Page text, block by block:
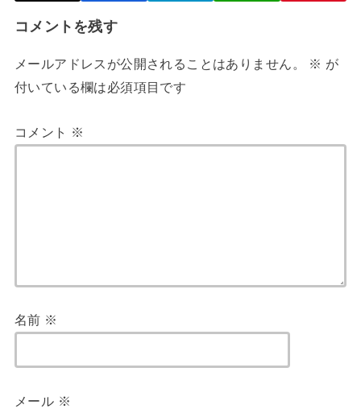
コメントを残す
メールアドレスが公開されることはありません。 ※ が
付いている欄は必須項目です
コメント ※
名前 ※
メール ※